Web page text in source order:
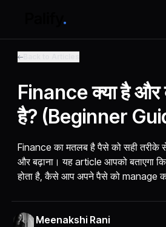
Finance क्या है और
है? (Beginner
Finance का मतलब है पैसे को सही तरीके से
और बढ़ाना। यह article आपको बताएगा
होता है, कैसे आप अपने पैसे को manage
Meenakshi Rani